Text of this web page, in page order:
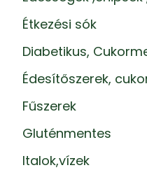
Étkezési sók
Diabetikus,
Édesítőszerek,
Fűszerek
Gluténmentes
Italok,vízek